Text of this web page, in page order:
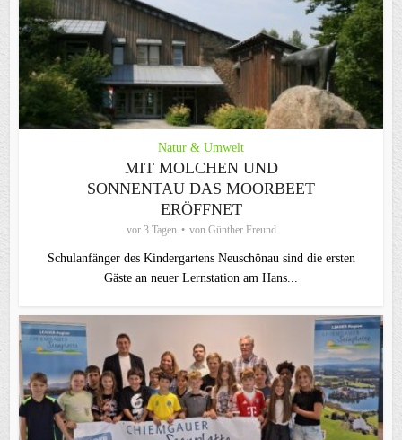
Natur & Umwelt
MIT MOLCHEN UND
SONNENTAU DAS MOORBEET
ERÖFFNET
vor 3 Tagen von Günther Freund
Schulanfänger des Kindergartens Neuschönau sind die ersten
Gäste an neuer Lernstation am Hans...